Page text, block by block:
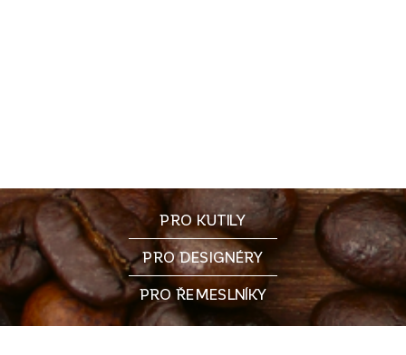
PRO KUTILY
PRO DESIGNÉRY
PRO ŘEMESLNÍKY